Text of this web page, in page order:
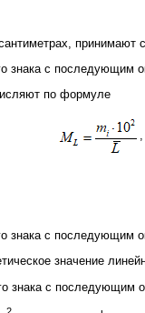
принимают
знака с последующим
по формуле
,
знака с последующим
значение
знака с последующим